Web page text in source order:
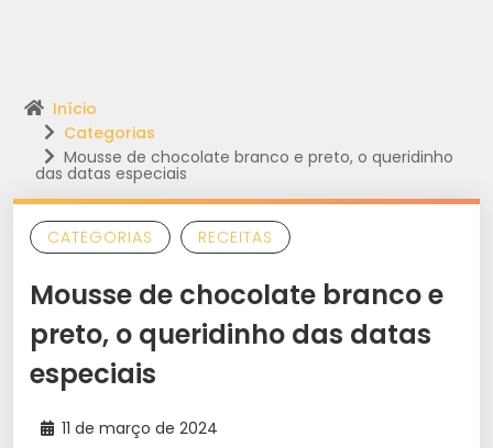
Início
Categorias
Mousse de chocolate branco e preto, o queridinho
das datas especiais
CATEGORIAS RECEITAS
Mousse de chocolate branco e
preto, o queridinho das datas
especiais
11 de março de 2024